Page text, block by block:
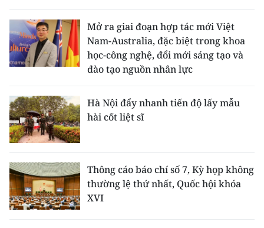
Mở ra giai đoạn hợp tác mới Việt
Nam-Australia, đặc biệt trong khoa
học-công nghệ, đổi mới sáng tạo và
đào tạo nguồn nhân lực
Hà Nội đẩy nhanh tiến độ lấy mẫu
hài cốt liệt sĩ
Thông cáo báo chí số 7, Kỳ họp không
thường lệ thứ nhất, Quốc hội khóa
XVI